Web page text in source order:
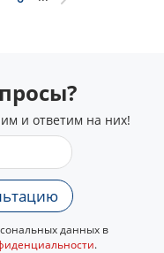
и ответим на них!
данных в
.